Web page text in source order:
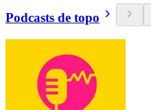
Podcasts de topo